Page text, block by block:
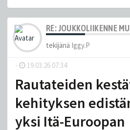
RE: JOUKKOLIIKENNE
tekijänä Iggy.P
- 19.03.26 07:34
Rautateiden
kehityksen
yksi Itä-Euroopan